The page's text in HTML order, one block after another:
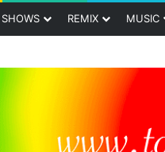
SHOWS REMIX MUSIC